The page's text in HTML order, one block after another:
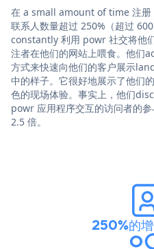
在 a small amount of time 注
联系人数量超过 250%（超过
constantly 利用 powr 社交将他
注者在他们的网站上喂食。他
方式来快速向他们的客户展示
中的样子。它很好地展示了他们
色的现场体验。事实上，他们
powr 应用程序交互的访问者的
2.5 倍。
250%的